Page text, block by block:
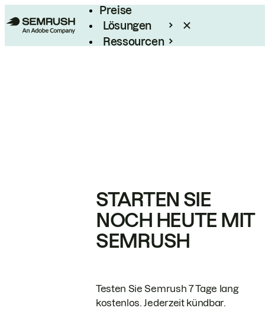
Preise
Lösungen
Ressourcen
STARTEN SIE
NOCH HEUTE MIT
SEMRUSH
Testen Sie Semrush 7 Tage lang
kostenlos. Jederzeit kündbar.